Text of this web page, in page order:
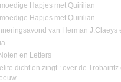
Hapjes met Quirilian
Hapjes met Quirilian
van Herman J.Claeys
en Letters
dicht en zingt : over de